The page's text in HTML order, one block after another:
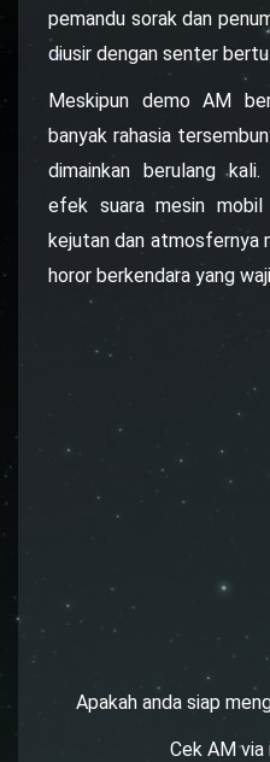
pemandu sorak dan
diusir dengan senter
Meskipun demo AM
banyak rahasia
dimainkan berulang
efek suara mesin mobil
kejutan dan atmosfernya
horor berkendara yang
Apakah anda siap
Cek AM via